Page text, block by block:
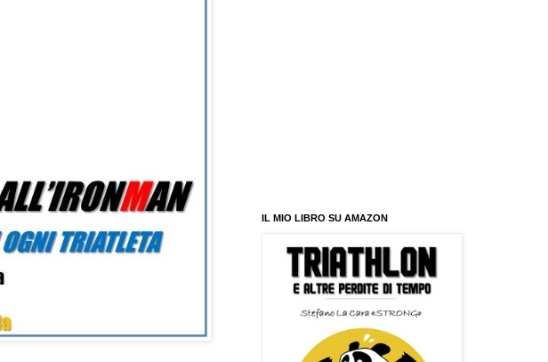
IL MIO LIBRO SU AMAZON